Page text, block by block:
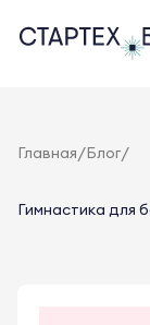
Главная/Блог/
Гимнастика для